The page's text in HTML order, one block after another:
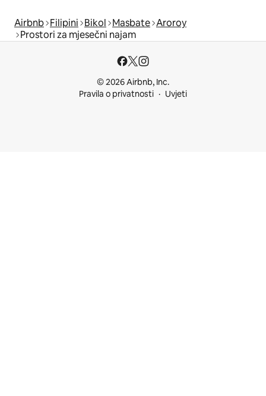
Airbnb Filipini Bikol Masbate Aroroy
Prostori za mjesečni najam
© 2026 Airbnb, Inc.
Pravila o privatnosti
Uvjeti